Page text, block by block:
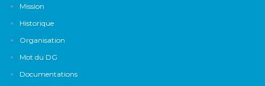
Mission
Historique
Organisation
Mot du DG
Documentations